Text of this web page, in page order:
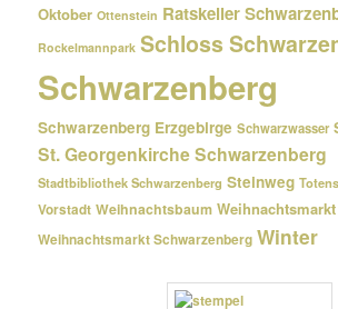
Oktober Ottenstein Ratskeller
Rockelmannpark Schloss
Schwarzenberg
Schwarzenberg Erzgebirge Schwarzwasser
St. Georgenkirche Schwarzenberg
Stadtbibliothek Schwarzenberg Steinweg
Vorstadt Weihnachtsbaum Weihnachtsmarkt
Weihnachtsmarkt Schwarzenberg Winter